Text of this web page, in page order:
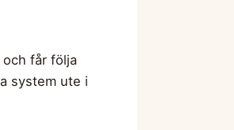
får följa
system ute i